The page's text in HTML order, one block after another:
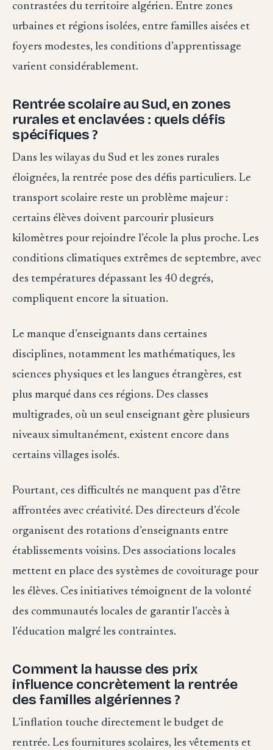
contrastées du territoire algérien. Entre zones
urbaines et régions isolées, entre familles aisées et
foyers modestes, les conditions d’apprentissage
varient considérablement.
Rentrée scolaire au Sud, en zones
rurales et enclavées : quels défis
spécifiques ?
Dans les wilayas du Sud et les zones rurales
éloignées, la rentrée pose des défis particuliers. Le
transport scolaire reste un problème majeur :
certains élèves doivent parcourir plusieurs
kilomètres pour rejoindre l’école la plus proche. Les
conditions climatiques extrêmes de septembre, avec
des températures dépassant les 40 degrés,
compliquent encore la situation.
Le manque d’enseignants dans certaines
disciplines, notamment les mathématiques, les
sciences physiques et les langues étrangères, est
plus marqué dans ces régions. Des classes
multigrades, où un seul enseignant gère plusieurs
niveaux simultanément, existent encore dans
certains villages isolés.
Pourtant, ces difficultés ne manquent pas d’être
affrontées avec créativité. Des directeurs d’école
organisent des rotations d’enseignants entre
établissements voisins. Des associations locales
mettent en place des systèmes de covoiturage pour
les élèves. Ces initiatives témoignent de la volonté
des communautés locales de garantir l’accès à
l’éducation malgré les contraintes.
Comment la hausse des prix
influence concrètement la rentrée
des familles algériennes ?
L’inflation touche directement le budget de
rentrée. Les fournitures scolaires, les vêtements et